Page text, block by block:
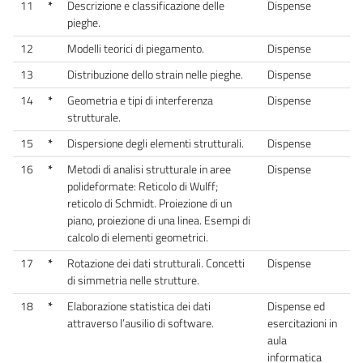
11 *
Descrizione e classificazione delle
pieghe.
Dispense
12 Modelli teorici di piegamento.
Dispense
13
Distribuzione dello strain nelle pieghe.
Dispense
14
*
Geometria e tipi di interferenza
strutturale.
Dispense
15 * Dispersione degli elementi strutturali.
Dispense
16
*
Metodi di analisi strutturale in aree
polideformate: Reticolo di Wulff;
reticolo di Schmidt. Proiezione di un
piano, proiezione di una linea. Esempi di
calcolo di elementi geometrici.
Dispense
17 *
Rotazione dei dati strutturali. Concetti
di simmetria nelle strutture.
Dispense
18 *
Elaborazione statistica dei dati
attraverso l’ausilio di software.
Dispense ed
esercitazioni in
aula
informatica